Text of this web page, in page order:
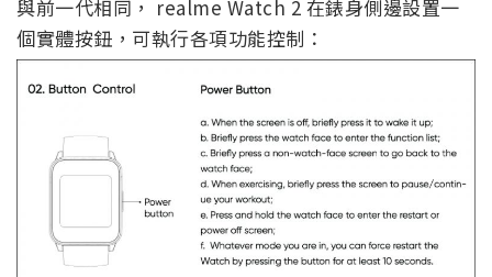
與前一代相同， realme Watch 2 在錶身側邊設置一
個實體按鈕，可執行各項功能控制：